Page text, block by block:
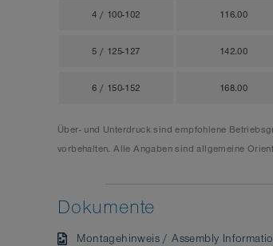
4 / 100-102 116.00
5 / 125-127 142.00
6 / 150-152 168.00
Über- und Unterdruck sind empfohlene
vorbehalten. Alle Angaben sind allgemeine
Dokumente
Montagehinweis / Assembly